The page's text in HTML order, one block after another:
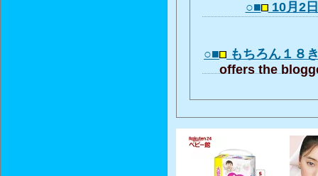
○■ 10月2
○■ もちろん１８
offers the